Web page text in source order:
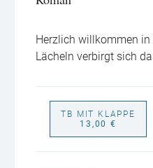
Herzlich willkommen
Lächeln verbirgt sich
TB MIT KLAPPE
13,00 €